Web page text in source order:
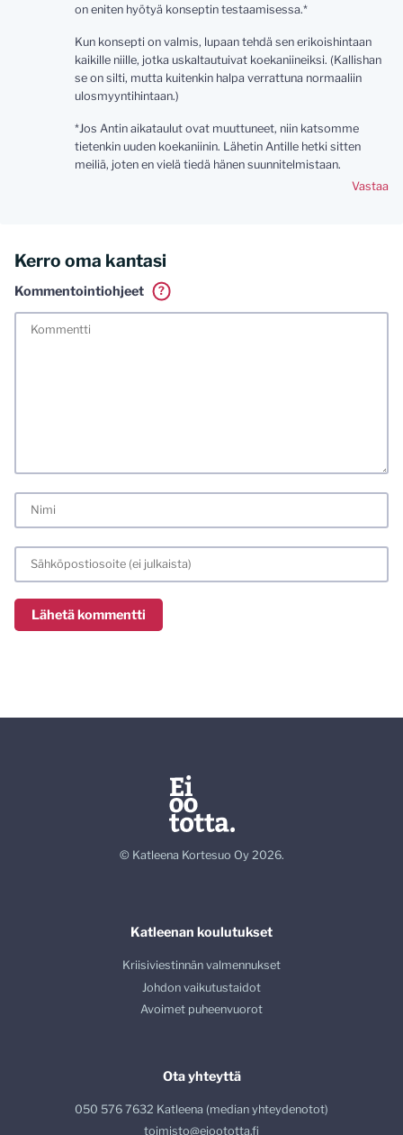
on eniten hyötyä konseptin testaamisessa.*
Kun konsepti on valmis, lupaan tehdä sen erikoishintaan
kaikille niille, jotka uskaltautuivat koekaniineiksi. (Kallishan
se on silti, mutta kuitenkin halpa verrattuna normaaliin
ulosmyyntihintaan.)
*Jos Antin aikataulut ovat muuttuneet, niin katsomme
tietenkin uuden koekaniinin. Lähetin Antille hetki sitten
meiliä, joten en vielä tiedä hänen suunnitelmistaan.
Vastaa
Kerro oma kantasi
Kommentointiohjeet
?
meiliosoitteen. Minua ja mielipiteitäni saa ilman muuta
© Katleena Kortesuo Oy 2026.
Katleenan koulutukset
Kriisiviestinnän valmennukset
Johdon vaikutustaidot
Avoimet puheenvuorot
Ota yhteyttä
050 576 7632 Katleena (median yhteydenotot)
toimisto@eioototta.fi